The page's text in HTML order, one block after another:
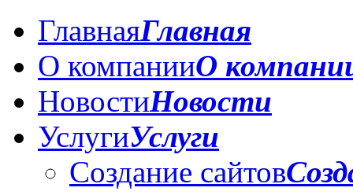
ГлавнаяГлавная
О компанииО
НовостиНовости
УслугиУслуги
Создание сайтов